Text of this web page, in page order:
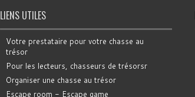
LIENS UTILES
Votre prestataire pour votre chasse au
trésor
Pour les lecteurs, chasseurs de trésorsr
Organiser une chasse au trésor
Escape room - Escape game